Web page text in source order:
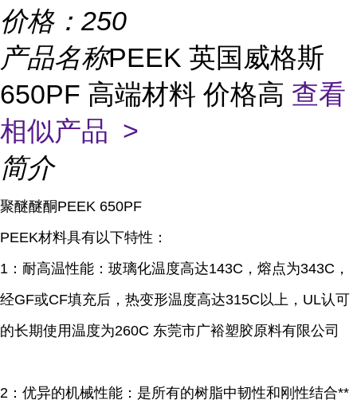
价格： 250
产品名称PEEK 英国威格斯
650PF 高端材料 价格高 查看
相似产品 >
简介
聚醚醚酮PEEK 650PF
PEEK材料具有以下特性：
1：耐高温性能：玻璃化温度高达143C，熔点为343C，
经GF或CF填充后，热变形温度高达315C以上，UL认可
的长期使用温度为260C 东莞市广裕塑胶原料有限公司
2：优异的机械性能：是所有的树脂中韧性和刚性结合**